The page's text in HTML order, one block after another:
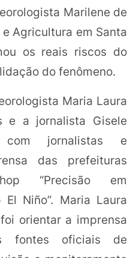
Marilene de
e Agricultura em Santa
os reais riscos do
do fenômeno.
Maria Laura
e a jornalista Gisele
com jornalistas e
das prefeituras
“Precisão em
Niño”. Maria Laura
orientar a imprensa
fontes oficiais de